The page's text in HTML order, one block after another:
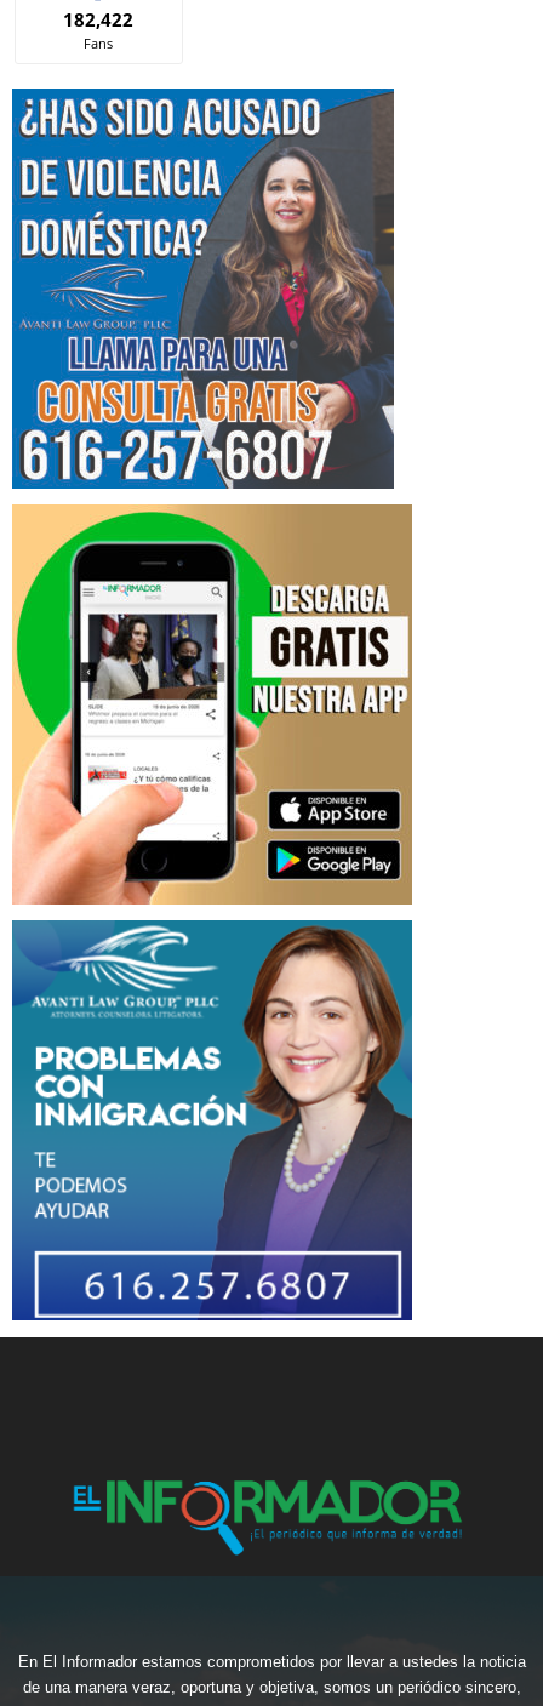
182,422
Fans
En El Informador estamos comprometidos por llevar a ustedes la noticia
de una manera veraz, oportuna y objetiva, somos un periódico sincero,